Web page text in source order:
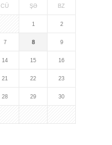
CÜ ŞƏ BZ
1 2
7 8 9
14 15 16
21 22 23
28 29 30